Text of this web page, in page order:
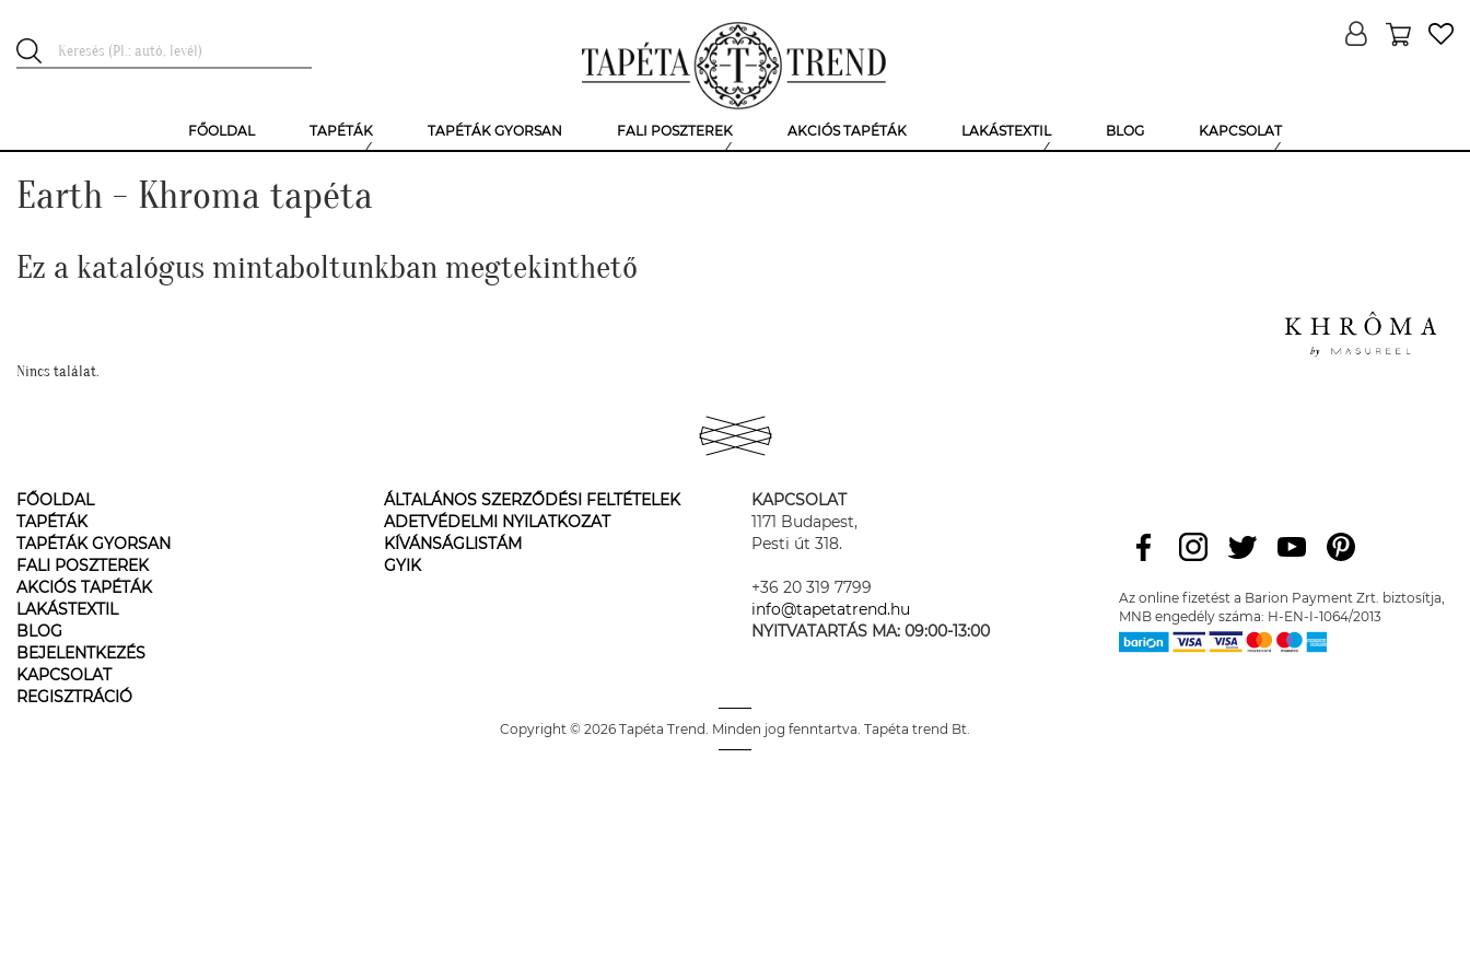
FŐOLDAL TAPÉTÁK TAPÉTÁK GYORSAN FALI POSZTEREK AKCIÓS TAPÉTÁK LAKÁSTEXTIL BLOG KAPCSOLAT
Earth - Khroma tapéta
Ez a katalógus mintaboltunkban megtekinthető
Nincs találat.
FŐOLDAL
TAPÉTÁK
TAPÉTÁK GYORSAN
FALI POSZTEREK
AKCIÓS TAPÉTÁK
LAKÁSTEXTIL
BLOG
BEJELENTKEZÉS
KAPCSOLAT
REGISZTRÁCIÓ
ÁLTALÁNOS SZERZŐDÉSI FELTÉTELEK
ADETVÉDELMI NYILATKOZAT
KÍVÁNSÁGLISTÁM
GYIK
KAPCSOLAT
1171 Budapest,
Pesti út 318.
+36 20 319 7799
info@tapetatrend.hu
NYITVATARTÁS MA: 09:00-13:00
Az online fizetést a Barion Payment Zrt. biztosítja,
MNB engedély száma: H-EN-I-1064/2013
Copyright © 2026 Tapéta Trend. Minden jog fenntartva. Tapéta trend Bt.